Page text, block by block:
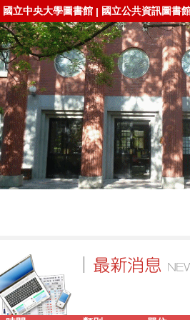
國立中央大學圖書館| 國立公共資訊圖書